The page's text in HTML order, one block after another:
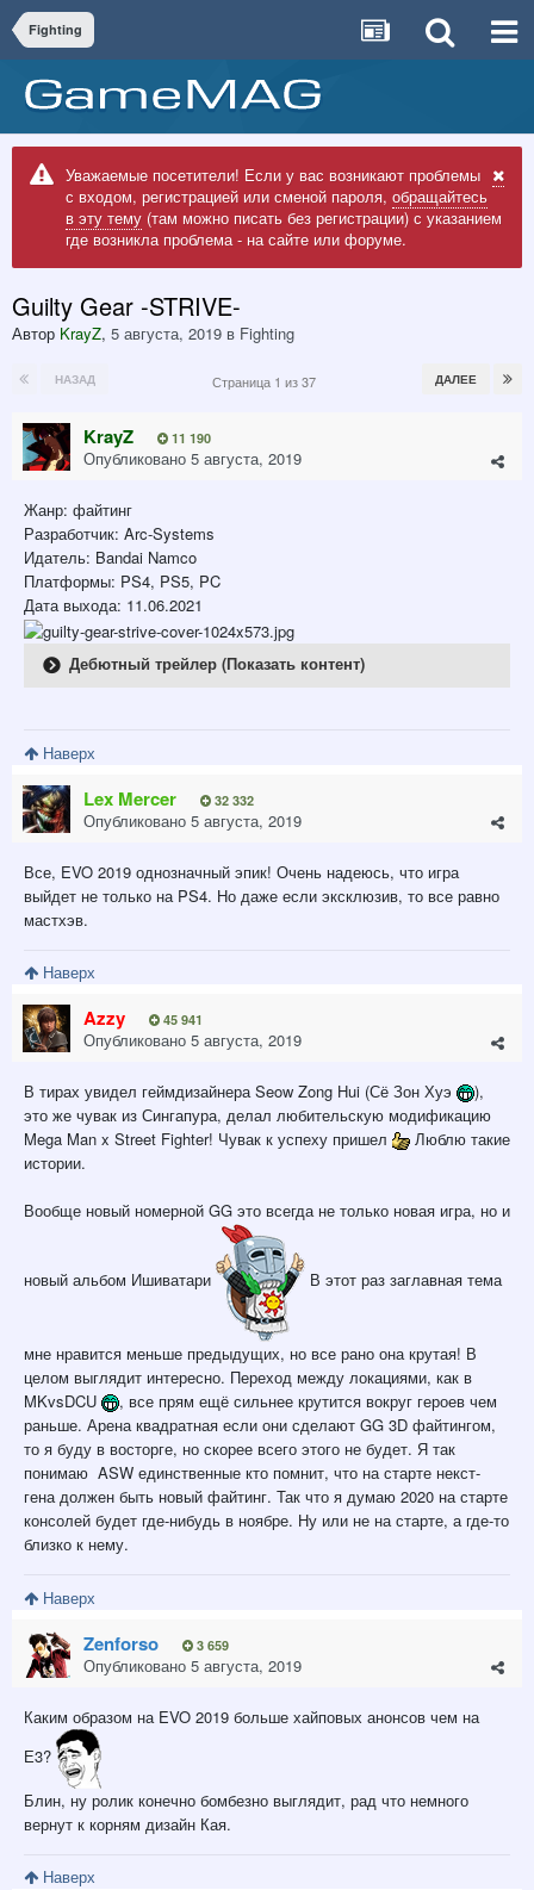
Fighting
Уважаемые посетители! Если у вас возникают проблемы
с входом, регистрацией или сменой пароля, обращайтесь
в эту тему (там можно писать без регистрации) с указанием
где возникла проблема - на сайте или форуме.
Guilty Gear -STRIVE-
Автор KrayZ, 5 августа, 2019 в Fighting
НАЗАД ДАЛЕЕ
Страница 1 из 37
KrayZ 11 190
Опубликовано 5 августа, 2019
Жанр: файтинг
Разработчик: Arc-Systems
Идатель: Bandai Namco
Платформы: PS4, PS5, PC
Дата выхода: 11.06.2021
Дебютный трейлер (Показать контент)
Наверх
Lex Mercer 32 332
Опубликовано 5 августа, 2019
Все, EVO 2019 однозначный эпик! Очень надеюсь, что игра
выйдет не только на PS4. Но даже если эксклюзив, то все равно
мастхэв.
Наверх
Azzy 45 941
Опубликовано 5 августа, 2019
В тирах увидел геймдизайнера Seow Zong Hui (Сё Зон Хуэ
),
это же чувак из Сингапура, делал любительскую модификацию
Mega Man x Street Fighter! Чувак к успеху пришел
Люблю такие
истории.
Вообще новый номерной GG это всегда не только новая игра, но и
новый альбом Ишиватари В этот раз заглавная тема
мне нравится меньше предыдущих, но все рано она крутая! В
целом выглядит интересно. Переход между локациями, как в
MKvsDCU
, все прям ещё сильнее крутится вокруг героев чем
раньше. Арена квадратная если они сделают GG 3D файтингом,
то я буду в восторге, но скорее всего этого не будет. Я так
понимаю ASW единственные кто помнит, что на старте некст-
гена должен быть новый файтинг. Так что я думаю 2020 на старте
консолей будет где-нибудь в ноябре. Ну или не на старте, а где-то
близко к нему.
Наверх
Zenforso 3 659
Опубликовано 5 августа, 2019
Каким образом на EVO 2019 больше хайповых анонсов чем на
Е3?
Блин, ну ролик конечно бомбезно выглядит, рад что немного
вернут к корням дизайн Кая.
Наверх